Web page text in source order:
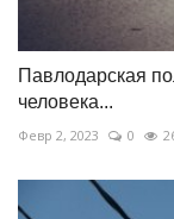
Павлодарская
человека...
Февр 2, 2023 0